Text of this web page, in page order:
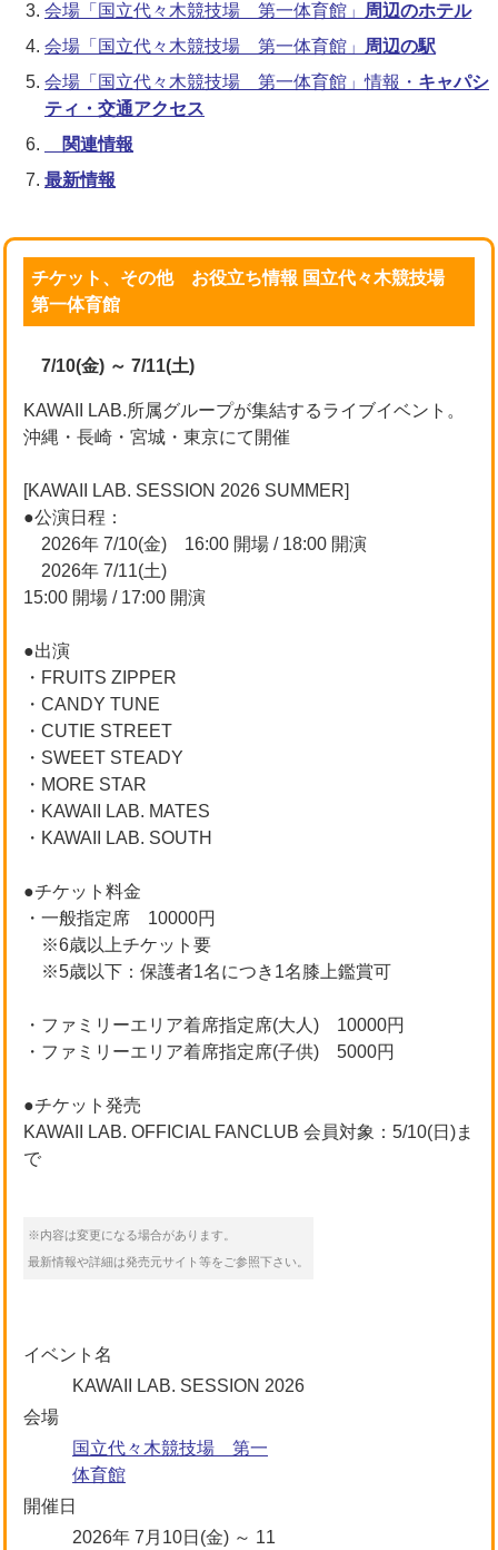
会場「国立代々木競技場 第一体育館」
周辺のホテル
会場「国立代々木競技場 第一体育館」
周辺の駅
会場「国立代々木競技場 第一体育館」情報・ キャパシ
ティ・交通アクセス
関連情報
最新情報
チケット、その他 お役立ち情報 国立代々木競技場
第一体育館
7/10(金) ～ 7/11(土)
KAWAII LAB.所属グループが集結するライブイベント。
沖縄・長崎・宮城・東京にて開催
[KAWAII LAB. SESSION 2026 SUMMER]
●公演日程：
2026年 7/10(金) 16:00 開場 / 18:00 開演
2026年 7/11(土)
15:00 開場 / 17:00 開演
●出演
・FRUITS ZIPPER
・CANDY TUNE
・CUTIE STREET
・SWEET STEADY
・MORE STAR
・KAWAII LAB. MATES
・KAWAII LAB. SOUTH
●チケット料金
・一般指定席 10000円
※6歳以上チケット要
※5歳以下：保護者1名につき1名膝上鑑賞可
・ファミリーエリア着席指定席(大人) 10000円
・ファミリーエリア着席指定席(子供) 5000円
●チケット発売
KAWAII LAB. OFFICIAL FANCLUB 会員対象：5/10(日)ま
で
※内容は変更になる場合があります。
最新情報や詳細は発売元サイト等をご参照下さい。
イベント名
KAWAII LAB. SESSION 2026
会場
国立代々木競技場 第一
体育館
開催日
2026年 7月10日(金) ～ 11